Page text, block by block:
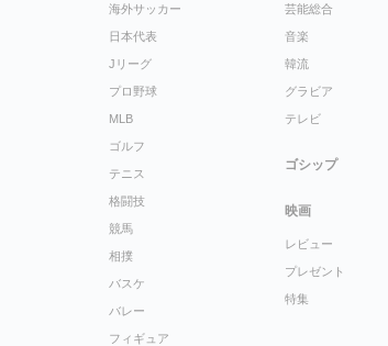
海外サッカー
日本代表
Jリーグ
プロ野球
MLB
ゴルフ
テニス
格闘技
競馬
相撲
バスケ
バレー
フィギュア
芸能総合
音楽
韓流
グラビア
テレビ
ゴシップ
映画
レビュー
プレゼント
特集